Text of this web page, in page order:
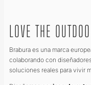
LOVE THE
Brabura es una marca
colaborando con
soluciones reales para vivir